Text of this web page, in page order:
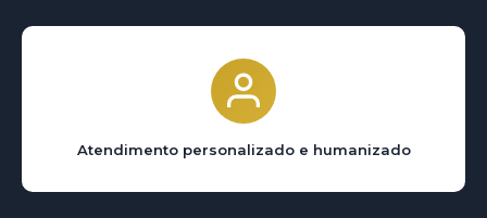
Atendimento personalizado e humanizado